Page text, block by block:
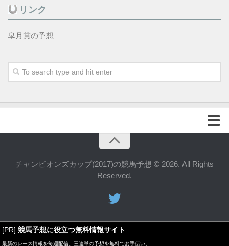
リンク
皐月賞の予想
お問い合わせ
チャンピオンズカップ(2017)の競馬予想 © 2026. All Rights
Reserved.
[PR] 競馬予想に役立つ無料情報サイト
最新のレース情報を毎週配信。三連単の予想を無料でお手伝い。